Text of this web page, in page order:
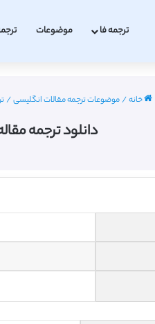
ترجمه فا موضوعات
خانه/موضوعات ترجمه مقالات انگلیسی/
دانلود ترجمه